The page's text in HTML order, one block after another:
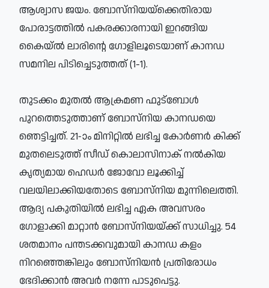
ആശ്വാസ ജയം. ബോസ്‌നിയയ്ക്കെതിരായ
പോരാട്ടത്തില്‍ പകരക്കാരനായി ഇറങ്ങിയ
കൈയ്ല്‍ ലാരിന്റെ ഗോളിലൂടെയാണ് കാനഡ
സമനില പിടിച്ചെടുത്തത് (1-1).
തുടക്കം മുതല്‍ ആക്രമണ ഫുട്‌ബോള്‍
പുറത്തെടുത്താണ് ബോസ്‌നിയ കാനഡയെ
ഞെട്ടിച്ചത്. 21-ാം മിനിറ്റില്‍ ലഭിച്ച കോര്‍ണര്‍ കിക്ക്
മുതലെടുത്ത് സീഡ് കൊലാസിനാക് നല്‍കിയ
കൃത്യമായ ഹെഡര്‍ ജോവോ ലൂക്കിച്ച്
വലയിലാക്കിയതോടെ ബോസ്‌നിയ മുന്നിലെത്തി.
ആദ്യ പകുതിയില്‍ ലഭിച്ച ഏക അവസരം
ഗോളാക്കി മാറ്റാന്‍ ബോസ്‌നിയയ്ക്ക് സാധിച്ചു. 54
ശതമാനം പന്തടക്കവുമായി കാനഡ കളം
നിറഞ്ഞെങ്കിലും ബോസ്‌നിയന്‍ പ്രതിരോധം
ഭേദിക്കാന്‍ അവര്‍ നന്നേ പാടുപെട്ടു.